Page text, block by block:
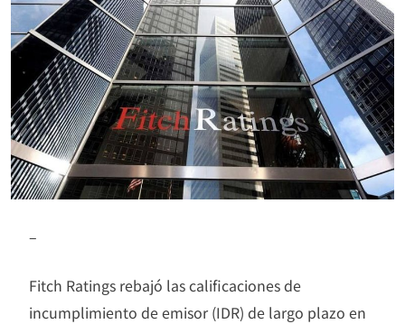
–
Fitch Ratings rebajó las calificaciones de
incumplimiento de emisor (IDR) de largo plazo en